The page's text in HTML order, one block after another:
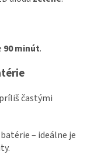
90 minút.
častými
– ideálne je